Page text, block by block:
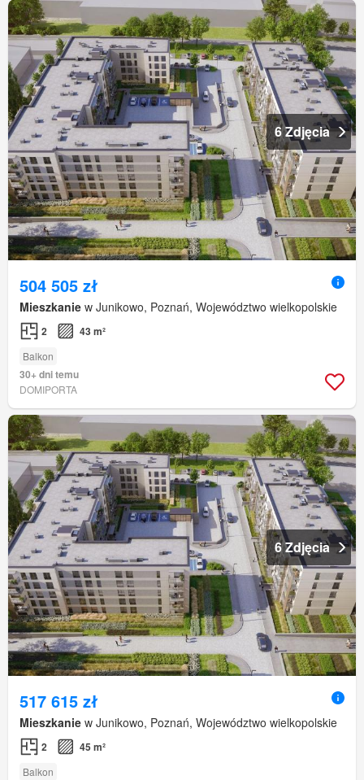
6 Zdjęcia
504 505 zł
Mieszkanie w Junikowo, Poznań, Województwo wielkopolskie
2 43 m²
Balkon
30+ dni temu
DOMIPORTA
6 Zdjęcia
517 615 zł
Mieszkanie w Junikowo, Poznań, Województwo wielkopolskie
2 45 m²
Balkon